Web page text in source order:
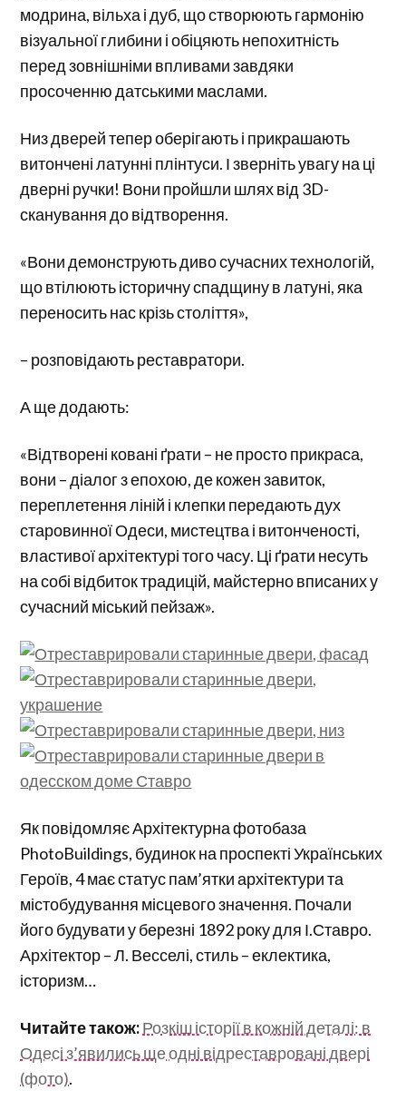
модрина, вільха і дуб, що створюють гармонію
візуальної глибини і обіцяють непохитність
перед зовнішніми впливами завдяки
просоченню датськими маслами.
Низ дверей тепер оберігають і прикрашають
витончені латунні плінтуси. І зверніть увагу на ці
дверні ручки! Вони пройшли шлях від 3D-
сканування до відтворення.
«Вони демонструють диво сучасних технологій,
що втілюють історичну спадщину в латуні, яка
переносить нас крізь століття»,
– розповідають реставратори.
А ще додають:
«Відтворені ковані ґрати – не просто прикраса,
вони – діалог з епохою, де кожен завиток,
переплетення ліній і клепки передають дух
старовинної Одеси, мистецтва і витонченості,
властивої архітектурі того часу. Ці ґрати несуть
на собі відбиток традицій, майстерно вписаних у
сучасний міський пейзаж».
Як повідомляє Архітектурна фотобаза
PhotoBuildings, будинок на проспекті Українських
Героїв, 4 має статус пам’ятки архітектури та
містобудування місцевого значення. Почали
його будувати у березні 1892 року для І.Ставро.
Архітектор – Л. Весселі, стиль – еклектика,
історизм…
Читайте також:Розкіш історії в кожній деталі: в
Одесі з’явились ще одні відреставровані двері
(фото).